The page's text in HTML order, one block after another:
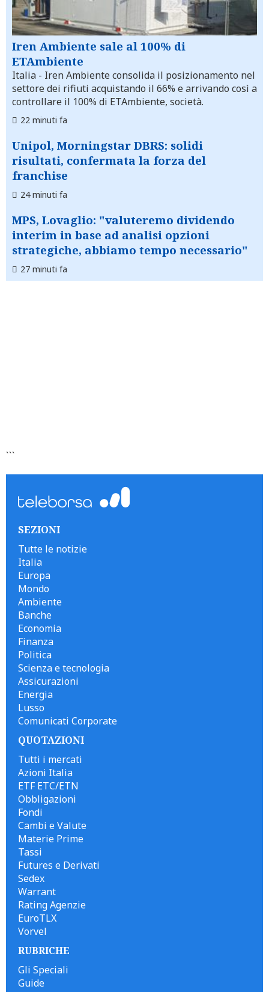
Iren Ambiente sale al 100% di
ETAmbiente
Italia - Iren Ambiente consolida il posizionamento nel
settore dei rifiuti acquistando il 66% e arrivando così a
controllare il 100% di ETAmbiente, società.
22 minuti fa
Unipol, Morningstar DBRS: solidi
risultati, confermata la forza del
franchise
24 minuti fa
MPS, Lovaglio: "valuteremo dividendo
interim in base ad analisi opzioni
strategiche, abbiamo tempo necessario"
27 minuti fa
```
SEZIONI
Tutte le notizie
Italia
Europa
Mondo
Ambiente
Banche
Economia
Finanza
Politica
Scienza e tecnologia
Assicurazioni
Energia
Lusso
Comunicati Corporate
QUOTAZIONI
Tutti i mercati
Azioni Italia
ETF ETC/ETN
Obbligazioni
Fondi
Cambi e Valute
Materie Prime
Tassi
Futures e Derivati
Sedex
Warrant
Rating Agenzie
EuroTLX
Vorvel
RUBRICHE
Gli Speciali
Guide